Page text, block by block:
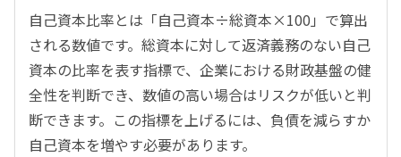
自己資本比率とは「自己資本÷総資本×100」で算出
される数値です。総資本に対して返済義務のない自己
資本の比率を表す指標で、企業における財政基盤の健
全性を判断でき、数値の高い場合はリスクが低いと判
断できます。この指標を上げるには、負債を減らすか
自己資本を増やす必要があります。